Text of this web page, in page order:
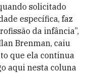
solicitado
específica, faz
da infância”,
Brenman, caiu
que ela continua
aqui nesta coluna